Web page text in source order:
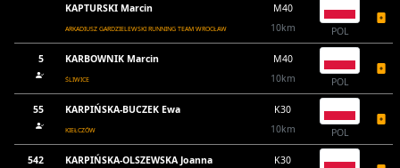
KAPTURSKI Marcin
ARKADIUSZ GARDZIELEWSKI RUNNING TEAM WROCŁAW
M40
10km
POL
5 KARBOWNIK Marcin
ŚLIWICE
M40
10km
POL
55 KARPIŃSKA-BUCZEK Ewa
KIEŁCZÓW
K30
10km
POL
542 KARPIŃSKA-OLSZEWSKA Joanna
K30